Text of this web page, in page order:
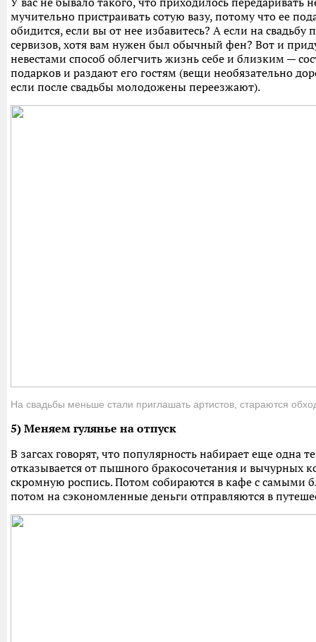
мучительно пристраивать сотую вазу, потому что ее
обидится, если вы от нее избавитесь? А если на свадьбу
сервизов, хотя вам нужен был обычный фен? Вот и
невестами способ облегчить жизнь себе и близким —
подарков и раздают его гостям (вещи необязательно
если после свадьбы молодожены переезжают).
На свадьбы меньше стали приглашать артистов, стараются
5) Меняем гулянье на отпуск
В загсах говорят, что популярность набирает еще одна
отказывается от пышного бракосочетания и вычурных
скромную роспись. Потом собираются в кафе с самыми
потом на сэкономленные деньги отправляются в